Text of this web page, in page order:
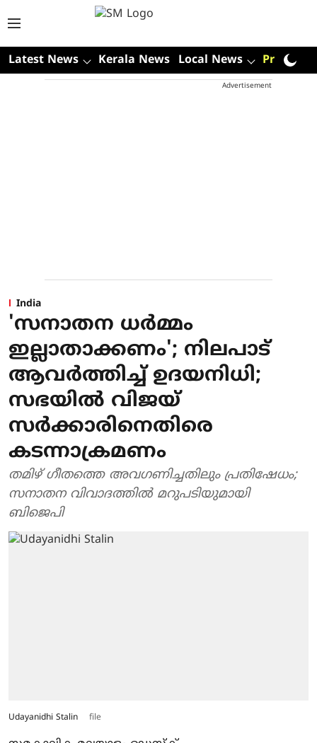
Latest News Kerala News Local News Premium
Advertisement
India
'സനാതന ധർമ്മം
ഇല്ലാതാക്കണം'; നിലപാട്
ആവർത്തിച്ച് ഉദയനിധി;
സഭയിൽ വിജയ്
സർക്കാരിനെതിരെ
കടന്നാക്രമണം
തമിഴ് ഗീതത്തെ അവഗണിച്ചതിലും പ്രതിഷേധം;
സനാതന വിവാദത്തിൽ മറുപടിയുമായി
ബിജെപി
Udayanidhi Stalin file